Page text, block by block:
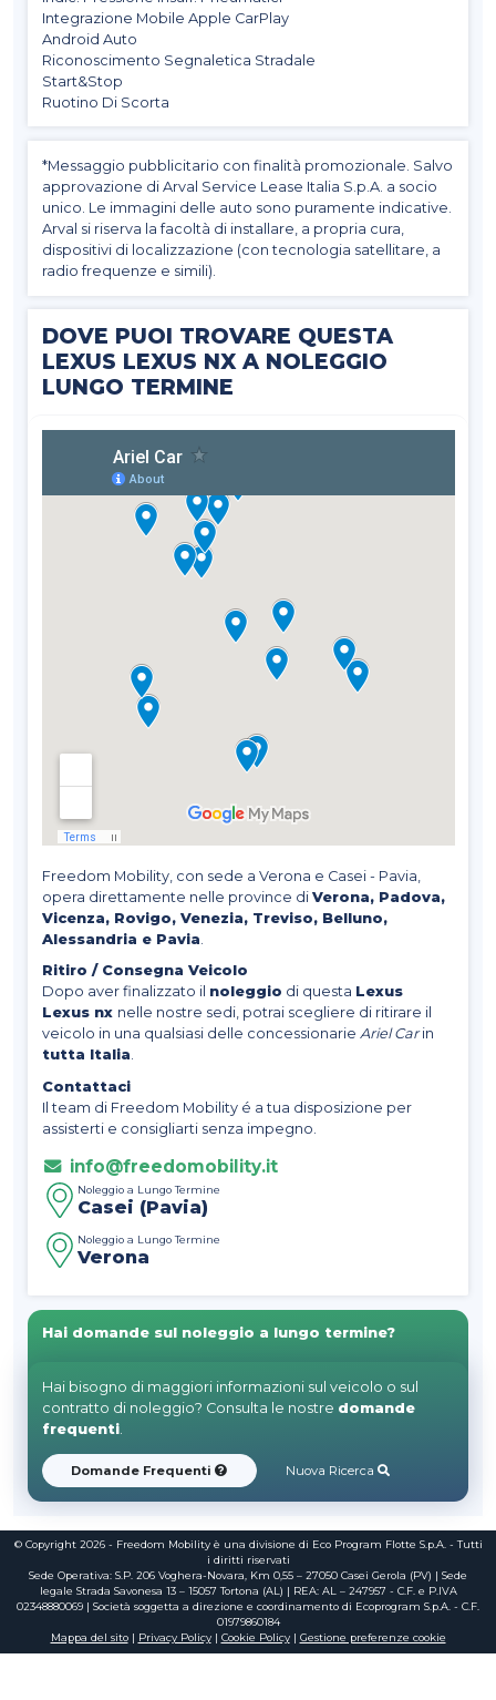
Integrazione Mobile Apple CarPlay
Android Auto
Riconoscimento Segnaletica Stradale
Start&Stop
Ruotino Di Scorta
*Messaggio pubblicitario con finalità promozionale. Salvo
approvazione di Arval Service Lease Italia S.p.A. a socio
unico. Le immagini delle auto sono puramente indicative.
Arval si riserva la facoltà di installare, a propria cura,
dispositivi di localizzazione (con tecnologia satellitare, a
radio frequenze e simili).
DOVE PUOI TROVARE QUESTA
LEXUS LEXUS NX A NOLEGGIO
LUNGO TERMINE
Freedom Mobility, con sede a Verona e Casei - Pavia,
opera direttamente nelle province di Verona, Padova,
Vicenza, Rovigo, Venezia, Treviso, Belluno,
Alessandria e Pavia
Ritiro / Consegna Veicolo
Dopo aver finalizzato il noleggio di questa Lexus
Lexus nx nelle nostre sedi, potrai scegliere di ritirare il
veicolo in una qualsiasi delle concessionarie Ariel Carin
tutta Italia.
Contattaci
Il team di Freedom Mobility é a tua disposizione per
assisterti e consigliarti senza impegno.
info@freedomobility.it
Noleggio a Lungo Termine
Casei (Pavia)
Noleggio a Lungo Termine
Verona
Hai domande sul noleggio a lungo termine?
Hai bisogno di maggiori informazioni sul veicolo o sul
contratto di noleggio? Consulta le nostre domande
frequenti.
Domande Frequenti Nuova Ricerca
© Copyright 2026 - Freedom Mobility è una divisione di Eco Program Flotte S.p.A. - Tutti
i diritti riservati
Sede Operativa: S.P. 206 Voghera-Novara, Km 0,55 – 27050 Casei Gerola (PV) | Sede
legale Strada Savonesa 13 – 15057 Tortona (AL) | REA: AL – 247957 - C.F. e P.IVA
02348880069 | Società soggetta a direzione e coordinamento di Ecoprogram S.p.A. - C.F.
01979860184
Mappa del sito| Privacy Policy| Cookie Policy| Gestione preferenze cookie